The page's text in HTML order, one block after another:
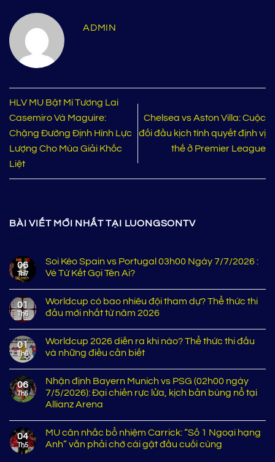
ADMIN
HLV MU Bật Mí Tương Lai
Casemiro Và Maguire:
Chặng Đường Định Hình Lực
Lượng Cho Mùa Giải Khốc
Liệt
Chelsea vs Aston Villa: Cuộc
đối đầu kịch tính quyết định vị
thế ở Premier League
BÀI VIẾT MỚI NHẤT TẠI LUONGSONTV
06
Th7
Soi Kèo Spain vs Portugal 03h00 Ngày 7/7/2026 :
Vé Tứ Kết Gọi Tên Ai?
01
Th6
Worldcup có bao nhiêu đội tham dự? Thể thức thi
đấu mới nhất từ năm 2026
01
Th6
Worldcup 2026 diễn ra khi nào? Thể thức thi đấu
và những điều cần biết
06
Th5
Nhận định Bayern Munich vs PSG (02h00 ngày
7/5/2026): Đại chiến rực lửa, kịch bản bùng nổ tại
Allianz Arena
04
Th5
MU cân nhắc bổ nhiệm Carrick: “Số 1 Ngoại hạng
Anh” vẫn phải chờ cái gật đầu cuối cùng